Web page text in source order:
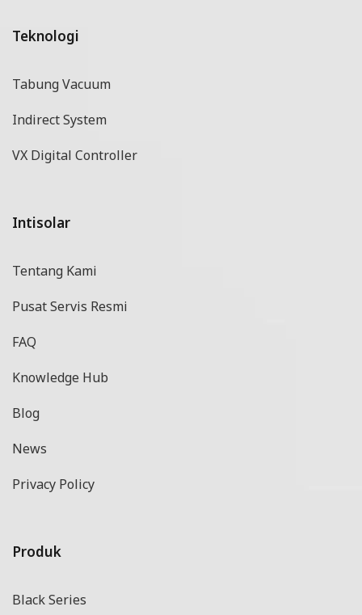
Teknologi
Tabung Vacuum
Indirect System
VX Digital Controller
Intisolar
Tentang Kami
Pusat Servis Resmi
FAQ
Knowledge Hub
Blog
News
Privacy Policy
Produk
Black Series